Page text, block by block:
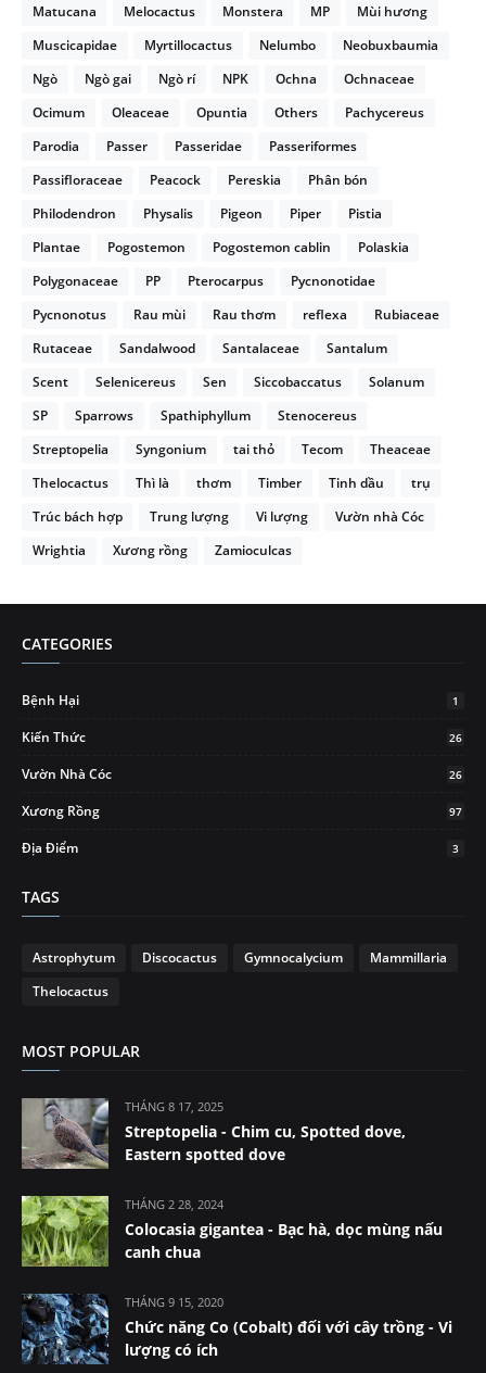
Matucana
Melocactus Monstera MP
Mùi hương
Muscicapidae
Myrtillocactus Nelumbo
Neobuxbaumia
Ngò
Ngò gai Ngò rí NPK Ochna
Ochnaceae
Ocimum
Oleaceae Opuntia Others
Pachycereus
Parodia
Passer Passeridae
Passeriformes
Passifloraceae
Peacock Pereskia
Phân bón
Philodendron
Physalis Pigeon Piper
Pistia
Plantae
Pogostemon Pogostemon cablin
Polaskia
Polygonaceae
PP Pterocarpus
Pycnonotidae
Pycnonotus
Rau mùi Rau thơm reflexa
Rubiaceae
Rutaceae
Sandalwood Santalaceae
Santalum
Scent
Selenicereus Sen Siccobaccatus
Solanum
SP
Sparrows Spathiphyllum
Stenocereus
Streptopelia
Syngonium tai thỏ Tecom
Theaceae
Thelocactus
Thì là thơm Timber Tinh dầu
trụ
Trúc bách hợp
Trung lượng Vi lượng
Vườn nhà Cóc
Wrightia
Xương rồng Zamioculcas
CATEGORIES
Bệnh Hại 1
Kiến Thức 26
Vườn Nhà Cóc 26
Xương Rồng 97
Địa Điểm 3
TAGS
Astrophytum Discocactus Gymnocalycium
Mammillaria
Thelocactus
MOST POPULAR
THÁNG 8 17, 2025
Streptopelia - Chim cu, Spotted dove,
Eastern spotted dove
THÁNG 2 28, 2024
Colocasia gigantea - Bạc hà, dọc mùng nấu
canh chua
THÁNG 9 15, 2020
Chức năng Co (Cobalt) đối với cây trồng - Vi
lượng có ích